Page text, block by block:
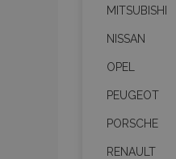
MITSUBISHI
NISSAN
OPEL
PEUGEOT
PORSCHE
RENAULT